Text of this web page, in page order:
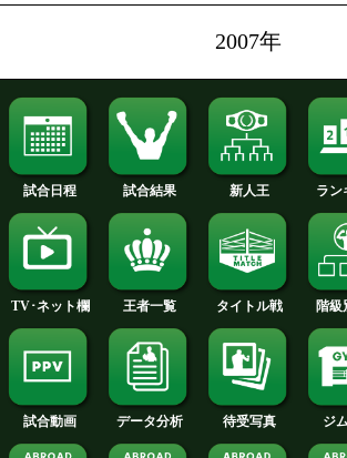
2015年
2014年
2013年